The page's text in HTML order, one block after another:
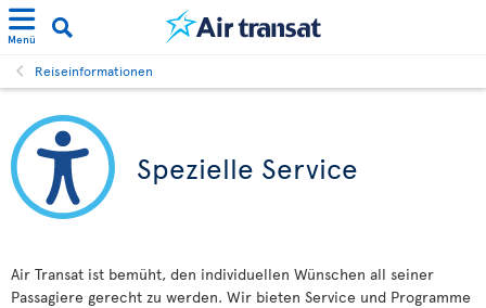
Menü
Reiseinformationen
Spezielle Service
Air Transat ist bemüht, den individuellen Wünschen all seiner
Passagiere gerecht zu werden. Wir bieten Service und Programme